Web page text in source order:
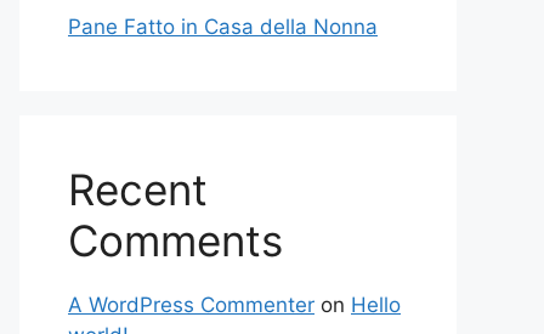
Pane Fatto in Casa della Nonna
Recent
Comments
A WordPress Commenter on Hello